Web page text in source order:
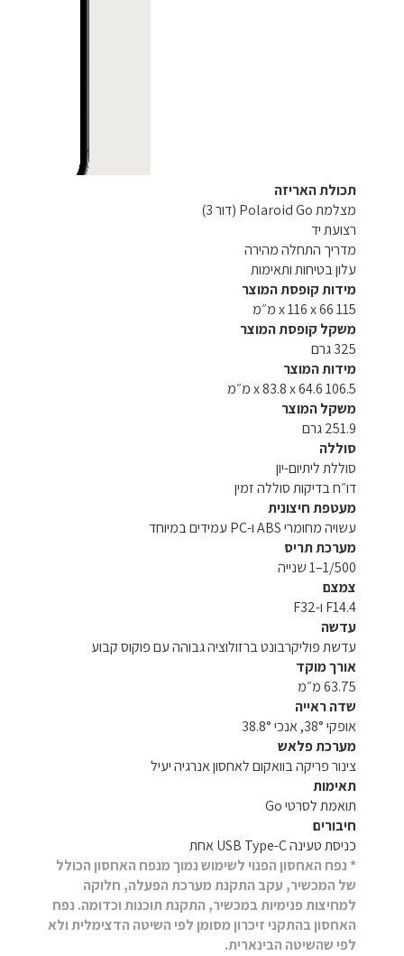
תכולת האריזה
מצלמת Polaroid Go (דור 3)
רצועת יד
מדריך התחלה מהירה
עלון בטיחות ותאימות
מידות קופסת המוצר
115 x 116 x 66 מ״מ
משקל קופסת המוצר
325 גרם
מידות המוצר
106.5 x 83.8 x 64.6 מ״מ
משקל המוצר
251.9 גרם
סוללה
סוללת ליתיום-יון
דו״ח בדיקות סוללה זמין
מעטפת חיצונית
עשויה מחומרי ABS ו-PC עמידים במיוחד
מערכת תריס
1/500–1 שנייה
צמצם
F14.4 ו-F32
עדשה
עדשת פוליקרבונט ברזולוציה גבוהה עם פוקוס קבוע
אורך מוקד
63.75 מ״מ
שדה ראייה
אופקי 38°, אנכי 38.8°
מערכת פלאש
צינור פריקה בוואקום לאחסון אנרגיה יעיל
תאימות
תואמת לסרטי Go
חיבורים
כניסת טעינה USB Type-C אחת
* נפח האחסון הפנוי לשימוש נמוך מנפח האחסון הכולל
של המכשיר, עקב התקנת מערכת הפעלה, חלוקה
למחיצות פנימיות במכשיר, התקנת תוכנות וכדומה. נפח
האחסון בהתקני זיכרון מסומן לפי השיטה הדצימלית ולא
לפי שהשיטה הבינארית.